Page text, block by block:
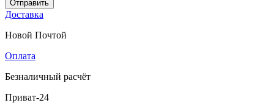
Отправить
Доставка
Новой Почтой
Оплата
Безналичный расчёт
Приват-24